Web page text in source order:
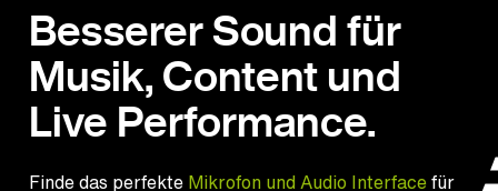
Besserer Sound für
Musik, Content und
Live Performance.
Finde das perfekte Mikrofon und Audio Interfacefür